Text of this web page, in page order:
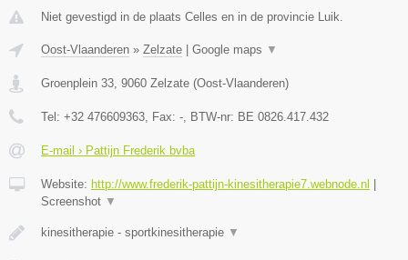
Niet gevestigd in de plaats Celles en in de provincie Luik.
Oost-Vlaanderen » Zelzate | Google maps ▼
Groenplein 33 9060 Zelzate (Oost-Vlaanderen)
Tel: +32 476609363 , Fax: - , BTW-nr: BE 0826.417.432
E-mail › Pattijn Frederik bvba
Website: http://www.frederik-pattijn-kinesitherapie7.webnode.nl |
Screenshot ▼
kinesitherapie - sportkinesitherapie ▼